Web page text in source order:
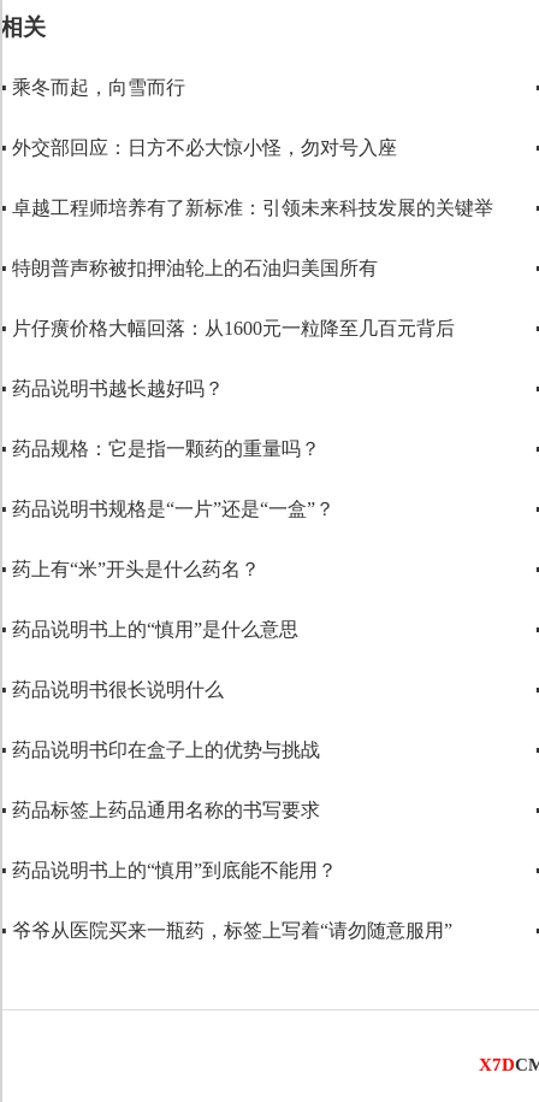
相关
▪ 乘冬而起，向雪而行
▪ 外交部回应：日方不必大惊小怪，勿对号入座
▪ 卓越工程师培养有了新标准：引领未来科技发展的关键举
▪ 特朗普声称被扣押油轮上的石油归美国所有
▪ 片仔癀价格大幅回落：从1600元一粒降至几百元背后
▪ 药品说明书越长越好吗？
▪ 药品规格：它是指一颗药的重量吗？
▪ 药品说明书规格是“一片”还是“一盒”？
▪ 药上有“米”开头是什么药名？
▪ 药品说明书上的“慎用”是什么意思
▪ 药品说明书很长说明什么
▪ 药品说明书印在盒子上的优势与挑战
▪ 药品标签上药品通用名称的书写要求
▪ 药品说明书上的“慎用”到底能不能用？
▪ 爷爷从医院买来一瓶药，标签上写着“请勿随意服用”
X7D